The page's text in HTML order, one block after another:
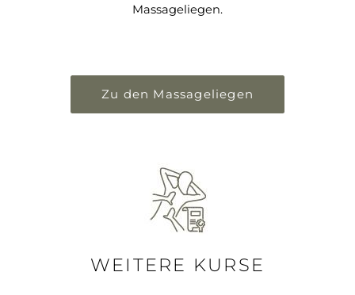
Massageliegen.
Zu den Massageliegen
WEITERE KURSE